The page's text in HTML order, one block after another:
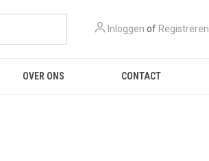
Inloggen of Registreren
OVER ONS CONTACT